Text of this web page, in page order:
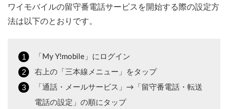
ワイモバイルの留守番電話サービスを開始する際の設定方
法は以下のとおりです。
「My Y!mobile」にログイン
右上の「三本線メニュー」をタップ
「通話・メールサービス」→「留守番電話・転送
電話の設定」の順にタップ